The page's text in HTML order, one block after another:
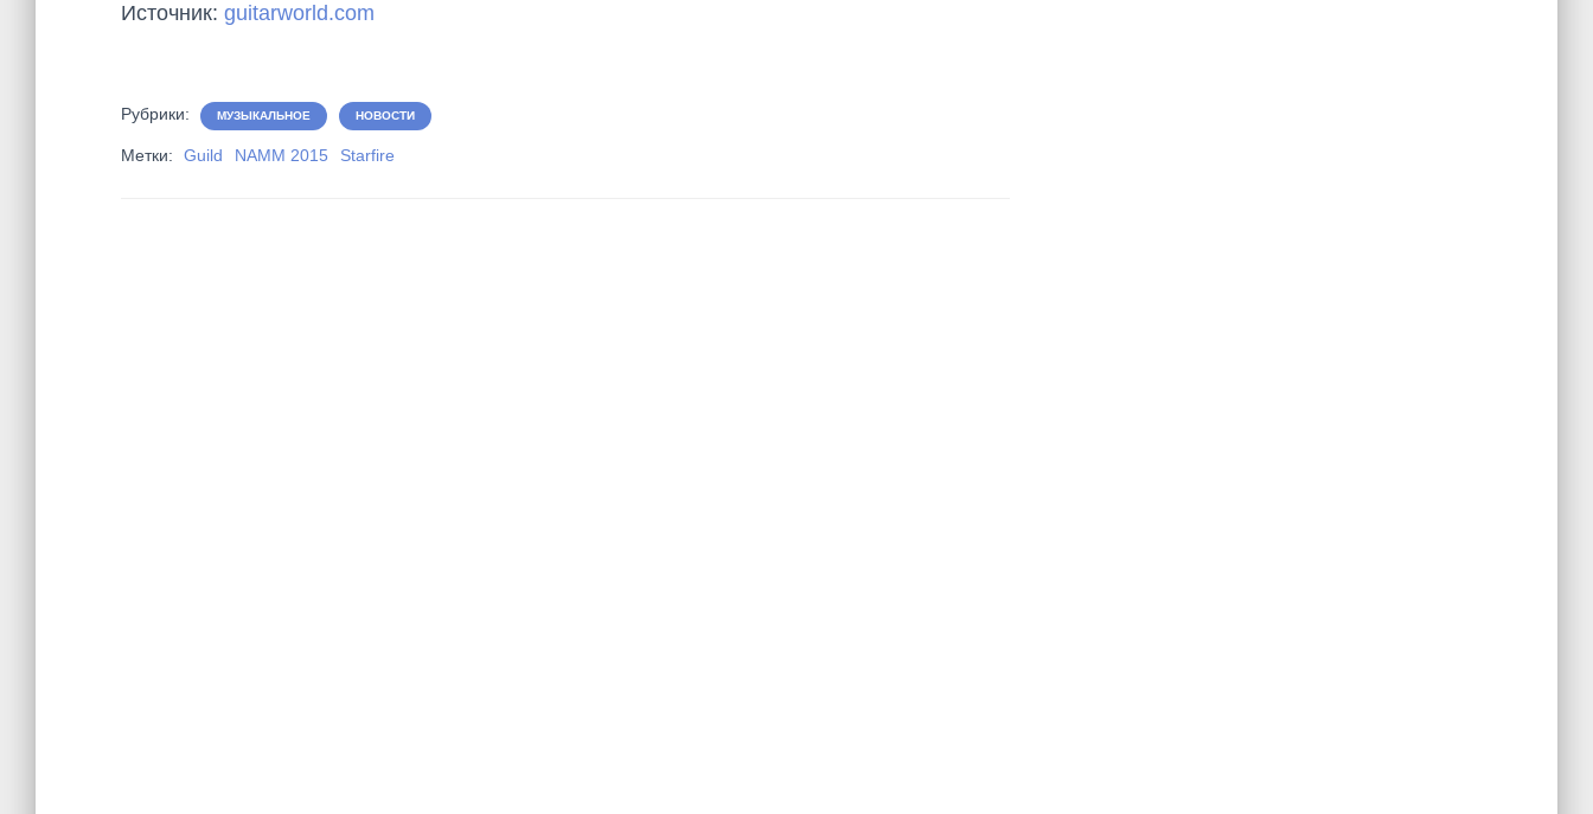
Источник: guitarworld.com
Рубрики: МУЗЫКАЛЬНОЕ НОВОСТИ
Метки: Guild NAMM 2015 Starfire